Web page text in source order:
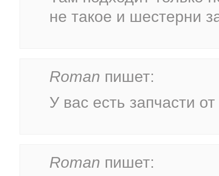
не такое и шестерни
Roman пишет:
У вас есть запчасти
Roman пишет: